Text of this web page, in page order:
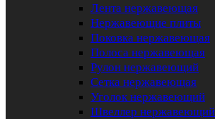
Лента нержавеющая
Нержавеющие плиты
Поковка нержавеющая
Полоса нержавеющая
Рулон нержавеющий
Сетка нержавеющая
Уголок нержавеющий
Швеллер нержавеющий